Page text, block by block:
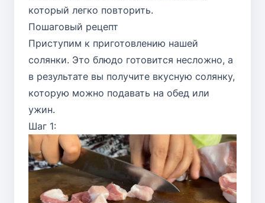
который легко повторить.
Пошаговый рецепт
Приступим к приготовлению нашей
солянки. Это блюдо готовится несложно, а
в результате вы получите вкусную солянку,
которую можно подавать на обед или
ужин.
Шаг 1: